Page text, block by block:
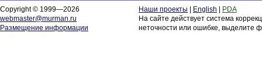
Copyright © 1999—2026
webmaster@murman.ru
Размещение информации
Наши проекты English
PDA
На сайте действует система
неточности или ошибке, выделите